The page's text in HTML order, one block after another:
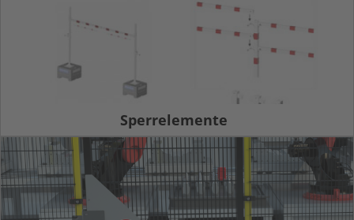
Sperrelemente